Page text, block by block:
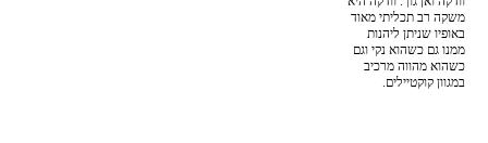
משקה רב תכליתי מאוד
באופיו שניתן ליהנות
ממנו גם כשהוא נקי וגם
כשהוא מהווה מרכיב
במגוון קוקטיילים.